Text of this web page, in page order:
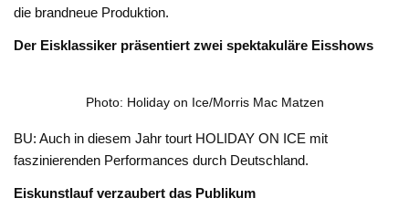
die brandneue Produktion.
Der Eisklassiker präsentiert zwei spektakuläre Eisshows
Photo: Holiday on Ice/Morris Mac Matzen
BU: Auch in diesem Jahr tourt HOLIDAY ON ICE mit
faszinierenden Performances durch Deutschland.
Eiskunstlauf verzaubert das Publikum